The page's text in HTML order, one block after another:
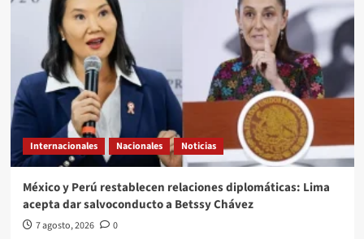
Internacionales Nacionales Noticias
México y Perú restablecen relaciones diplomáticas: Lima
acepta dar salvoconducto a Betssy Chávez
7 agosto, 2026 0